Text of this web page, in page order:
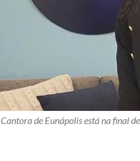
Cantora de Eunápolis está na final